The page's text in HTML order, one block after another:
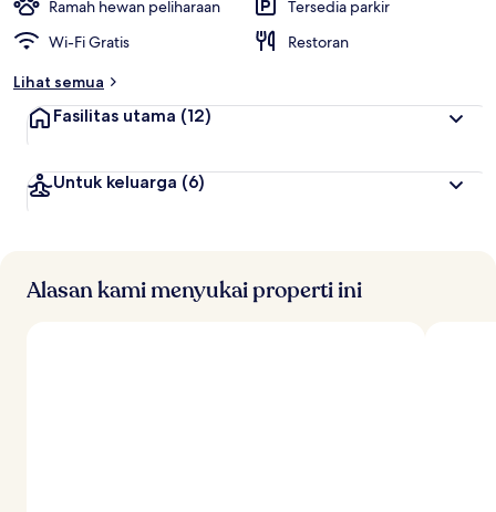
Ramah hewan peliharaan
Tersedia parkir
Wi-Fi Gratis
Restoran
Lihat semua
Fasilitas utama (12)
Untuk keluarga (6)
Alasan kami menyukai properti ini